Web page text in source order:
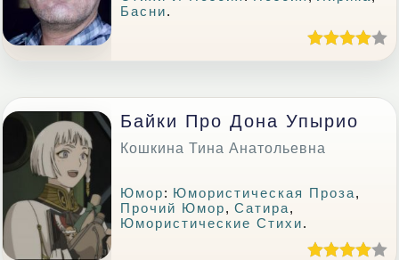
Басни.
Байки Про Дона Упырио
Кошкина Тина Анатольевна
Юмор: Юмористическая Проза,
Прочий Юмор,Сатира,
Юмористические Стихи.